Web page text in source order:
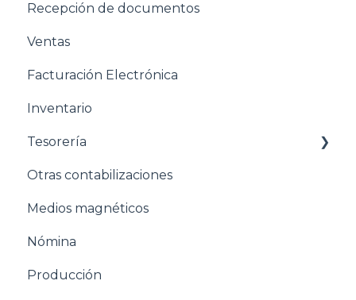
Estructuración General
Estructuración Contabilidad
Estructuración Compras
Estructuración Ventas
Estructuración Inventarios
Estructuración Tesorería
Pasos para configurar la Nómina
Estructuración Nómina
Pasos para configurar Producción
Recepción de documentos
Ventas
Facturación Electrónica
Inventario
Tesorería
Conciliacion bancaria
Otras contabilizaciones
Medios magnéticos
Nómina
Producción